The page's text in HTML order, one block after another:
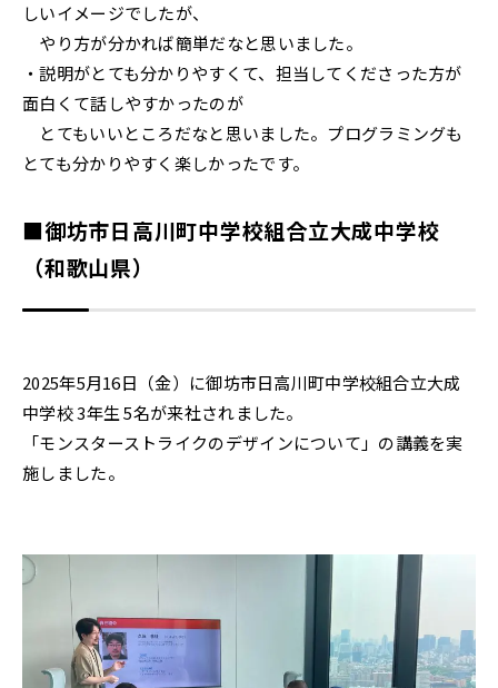
しいイメージでしたが、
やり方が分かれば簡単だなと思いました。
・説明がとても分かりやすくて、担当してくださった方が
面白くて話しやすかったのが
とてもいいところだなと思いました。プログラミングも
とても分かりやすく楽しかったです。
■御坊市日高川町中学校組合立大成中学校
（和歌山県）
2025年5月16日（金）に御坊市日高川町中学校組合立大成
中学校 3年生 5名が来社されました。
「モンスターストライクのデザインについて」の講義を実
施しました。